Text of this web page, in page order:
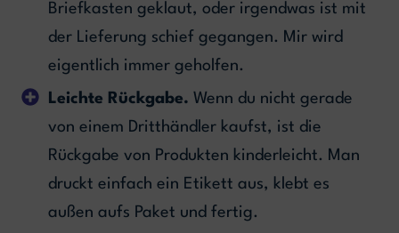
Briefkasten geklaut, oder irgendwas ist mit
der Lieferung schief gegangen. Mir wird
eigentlich immer geholfen.
Leichte Rückgabe. Wenn du nicht gerade
von einem Dritthändler kaufst, ist die
Rückgabe von Produkten kinderleicht. Man
druckt einfach ein Etikett aus, klebt es
außen aufs Paket und fertig.